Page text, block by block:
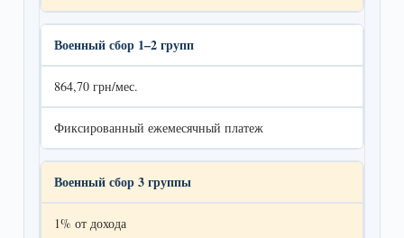
Военный сбор 1–2 групп
864,70 грн/мес.
Фиксированный ежемесячный платеж
Военный сбор 3 группы
1% от дохода